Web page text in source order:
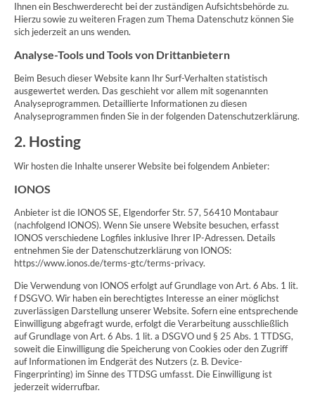
Ihnen ein Beschwerderecht bei der zuständigen Aufsichtsbehörde zu.
Hierzu sowie zu weiteren Fragen zum Thema Datenschutz können Sie
sich jederzeit an uns wenden.
Analyse-Tools und Tools von Drittanbietern
Beim Besuch dieser Website kann Ihr Surf-Verhalten statistisch
ausgewertet werden. Das geschieht vor allem mit sogenannten
Analyseprogrammen. Detaillierte Informationen zu diesen
Analyseprogrammen finden Sie in der folgenden Datenschutzerklärung.
2. Hosting
Wir hosten die Inhalte unserer Website bei folgendem Anbieter:
IONOS
Anbieter ist die IONOS SE, Elgendorfer Str. 57, 56410 Montabaur
(nachfolgend IONOS). Wenn Sie unsere Website besuchen, erfasst
IONOS verschiedene Logfiles inklusive Ihrer IP-Adressen. Details
entnehmen Sie der Datenschutzerklärung von IONOS:
https://www.ionos.de/terms-gtc/terms-privacy.
Die Verwendung von IONOS erfolgt auf Grundlage von Art. 6 Abs. 1 lit.
f DSGVO. Wir haben ein berechtigtes Interesse an einer möglichst
zuverlässigen Darstellung unserer Website. Sofern eine entsprechende
Einwilligung abgefragt wurde, erfolgt die Verarbeitung ausschließlich
auf Grundlage von Art. 6 Abs. 1 lit. a DSGVO und § 25 Abs. 1 TTDSG,
soweit die Einwilligung die Speicherung von Cookies oder den Zugriff
auf Informationen im Endgerät des Nutzers (z. B. Device-
Fingerprinting) im Sinne des TTDSG umfasst. Die Einwilligung ist
jederzeit widerrufbar.